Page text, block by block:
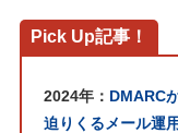
Pick Up記事！
2024年： DMARC
迫りくるメール運